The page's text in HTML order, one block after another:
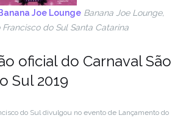
Joe Lounge Banana Joe Lounge,
Francisco do Sul Santa Catarina
oficial do Carnaval São
Sul 2019
do Sul divulgou no evento de Lançamento do